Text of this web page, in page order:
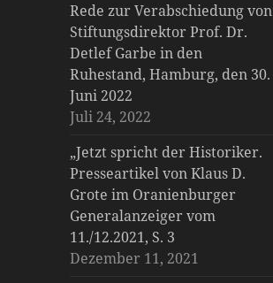
Rede zur Verabschiedung von
Stiftungsdirektor Prof. Dr.
Detlef Garbe in den
Ruhestand, Hamburg, den 30.
Juni 2022
Juli 24, 2022
„Jetzt spricht der Historiker.
Presseartikel von Klaus D.
Grote im Oranienburger
Generalanzeiger vom
11./12.2021, S. 3
Dezember 11, 2021